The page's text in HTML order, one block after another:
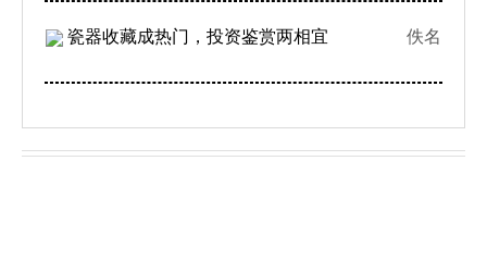
瓷器收藏成热门，投资鉴赏两相宜 佚名